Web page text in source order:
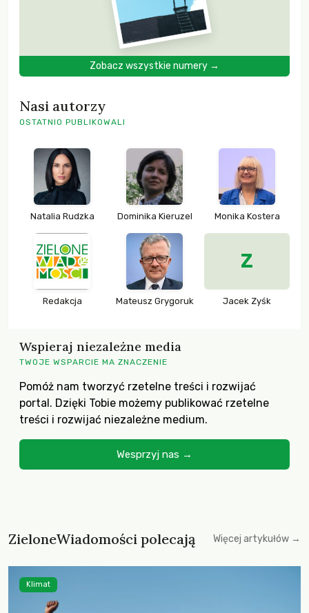
Zobacz wszystkie numery →
Nasi autorzy
OSTATNIO PUBLIKOWALI
Natalia Rudzka Dominika Kieruzel Monika Kostera
Redakcja Mateusz Grygoruk
Z
Jacek Zyśk
Wspieraj niezależne media
TWOJE WSPARCIE MA ZNACZENIE
Pomóż nam tworzyć rzetelne treści i rozwijać
portal. Dzięki Tobie możemy publikować rzetelne
treści i rozwijać niezależne medium.
Wesprzyj nas →
ZieloneWiadomości polecają Więcej artykułów →
Klimat